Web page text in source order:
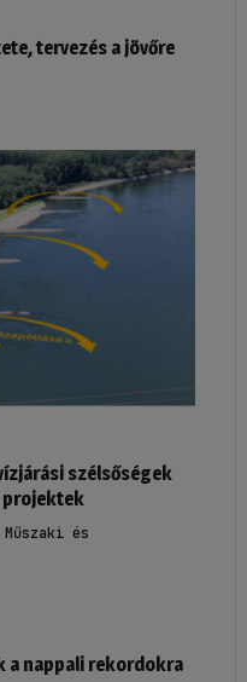
tervezés a jövőre
szélsőségek
projektek
és
a nappali rekordokra